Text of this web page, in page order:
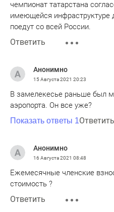
чемпионат татарстана
имеющейся инфраструктуре
поедут со всей России.
Ответить
Анонимно
15 Августа 2021 20:23
В замелекесье раньше был
аэропорта. Он все уже?
Показать ответы 1Ответить
Анонимно
16 Августа 2021 08:48
Ежемесячные членские
стоимость ?
Ответить